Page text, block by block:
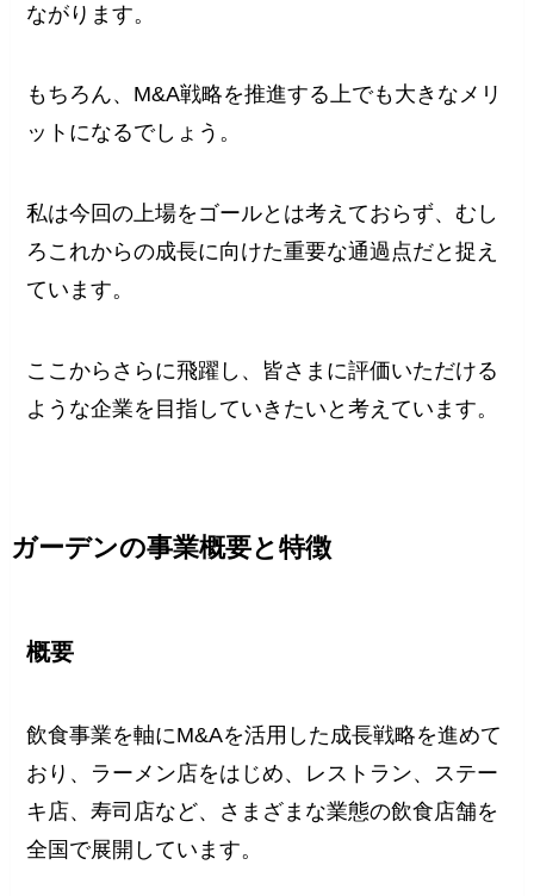
ながります。
もちろん、M&A戦略を推進する上でも大きなメリ
ットになるでしょう。
私は今回の上場をゴールとは考えておらず、むし
ろこれからの成長に向けた重要な通過点だと捉え
ています。
ここからさらに飛躍し、皆さまに評価いただける
ような企業を目指していきたいと考えています。
ガーデンの事業概要と特徴
概要
飲食事業を軸にM&Aを活用した成長戦略を進めて
おり、ラーメン店をはじめ、レストラン、ステー
キ店、寿司店など、さまざまな業態の飲食店舗を
全国で展開しています。